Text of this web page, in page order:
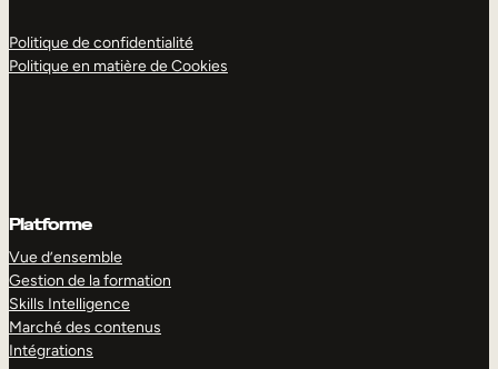
Politique de confidentialité
Politique en matière de Cookies
Platforme
Vue d’ensemble
Gestion de la formation
Skills Intelligence
Marché des contenus
Intégrations